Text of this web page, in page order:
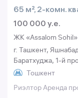
65 м², 2-комн.
100 000 y.e.
ЖК «Assalom Sohil»
г. Ташкент,
Баратхуджа, 1-й
Тошкент
Риэлтор Аренда